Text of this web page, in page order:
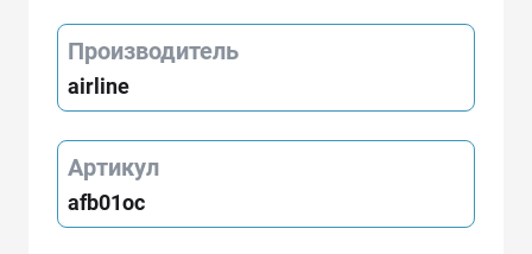
Производитель
airline
Артикул
afb01oc